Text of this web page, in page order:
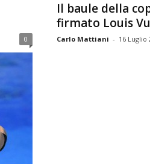
0
Il baule della
firmato Louis
Carlo Mattiani - 16 Luglio